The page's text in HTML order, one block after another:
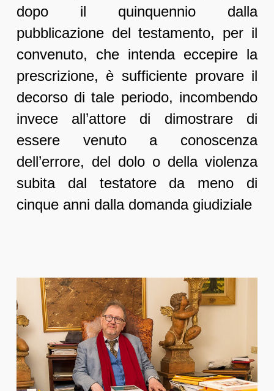
dopo il quinquennio dalla
pubblicazione del testamento, per il
convenuto, che intenda eccepire la
prescrizione, è sufficiente provare il
decorso di tale periodo, incombendo
invece all’attore di dimostrare di
essere venuto a conoscenza
dell’errore, del dolo o della violenza
subita dal testatore da meno di
cinque anni dalla domanda giudiziale